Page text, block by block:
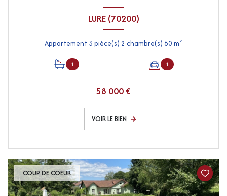
LURE (70200)
Appartement 3 pièce(s) 2 chambre(s) 60 m²
1 1
58 000 €
VOIR LE BIEN
COUP DE COEUR